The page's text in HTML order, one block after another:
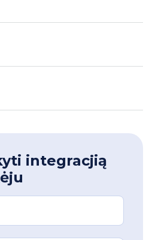
integracjią